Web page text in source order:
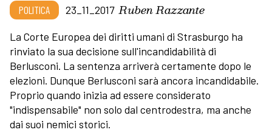
POLITICA 23_11_2017 Ruben Razzante
La Corte Europea dei diritti umani di Strasburgo ha
rinviato la sua decisione sull'incandidabilità di
Berlusconi. La sentenza arriverà certamente dopo le
elezioni. Dunque Berlusconi sarà ancora incandidabile.
Proprio quando inizia ad essere considerato
"indispensabile" non solo dal centrodestra, ma anche
dai suoi nemici storici.